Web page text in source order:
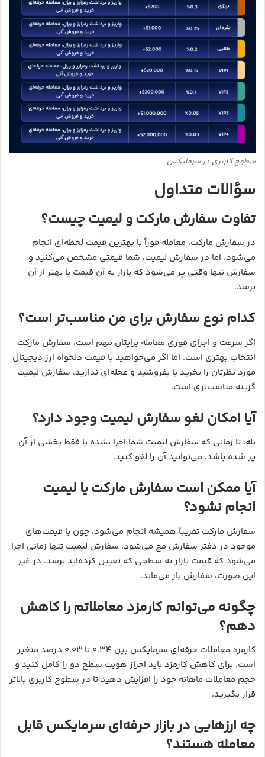
سطوح کاربری در سرمایکس
سؤالات متداول
تفاوت سفارش مارکت و لیمیت چیست؟
در سفارش مارکت، معامله فوراً با بهترین قیمت لحظه‌ای انجام
می‌شود. اما در سفارش لیمیت، شما قیمتی مشخص می‌کنید و
سفارش تنها وقتی پر می‌شود که بازار به آن قیمت یا بهتر از آن
برسد.
کدام نوع سفارش برای من مناسب‌تر است؟
اگر سرعت و اجرای فوری معامله برایتان مهم است، سفارش مارکت
انتخاب بهتری است. اما اگر می‌خواهید با قیمت دلخواه ارز دیجیتال
مورد نظرتان را بخرید یا بفروشید و عجله‌ای ندارید، سفارش لیمیت
گزینه مناسب‌تری است.
آیا امکان لغو سفارش لیمیت وجود دارد؟
بله. تا زمانی که سفارش لیمیت شما اجرا نشده یا فقط بخشی از آن
پر شده باشد، می‌توانید آن را لغو کنید.
آیا ممکن است سفارش مارکت یا لیمیت
انجام نشود؟
سفارش مارکت تقریباً همیشه انجام می‌شود، چون با قیمت‌های
موجود در دفتر سفارش مچ می‌شود. سفارش لیمیت تنها زمانی اجرا
می‌شود که قیمت بازار به سطحی که تعیین کرده‌اید برسد. در غیر
این صورت، سفارش باز می‌ماند.
چگونه می‌توانم کارمزد معاملاتم را کاهش
دهم؟
کارمزد معاملات حرفه‌ای سرمایکس بین ۰.۳۴ تا ۰.۰۳ درصد متغیر
است. برای کاهش کارمزد باید احراز هویت سطح دو را کامل کنید و
حجم معاملات ماهانه خود را افزایش دهید تا در سطوح کاربری بالاتر
قرار بگیرید.
چه ارزهایی در بازار حرفه‌ای سرمایکس قابل
معامله هستند؟